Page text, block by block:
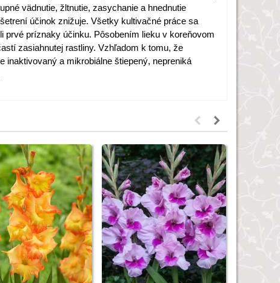
vädnutie, žltnutie, zasychanie a hnednutie
účinok znižuje. Všetky kultivačné práce sa
prvé príznaky účinku. Pôsobením lieku v koreňovom
zasiahnutej rastliny. Vzhľadom k tomu, že
inaktivovaný a mikrobiálne štiepený, nepreniká